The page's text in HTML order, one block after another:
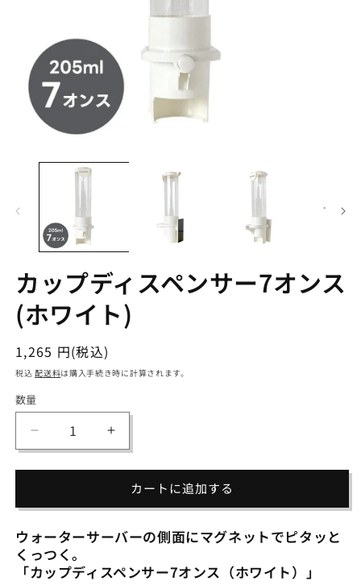
カップディスペンサー7オンス
(ホワイト)
通
常
格
1,265 円(税込)
税込配送料は購入手続き時に計算されます。
数
数量
ッ
ィ
ス
ペ
ン
カ
ッ
ィ
ス
ン
カートに追加する
ウォーターサーバーの側面にマグネットでピタッと
くっつく。
「カップディスペンサー7オンス（ホワイト）」